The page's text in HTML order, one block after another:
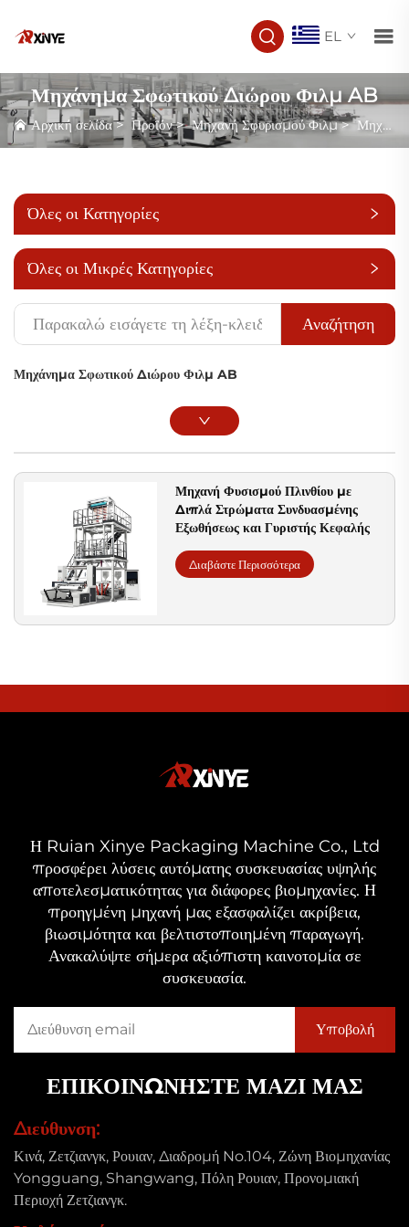
EL
Μηχάνημα Σφωτικού Διώρου Φιλμ AB
Αρχική σελίδα> Προϊόν>Μηχανή Σφυρισμού Φιλμ>Μηχάνημα Σφωτικού Διώρου Φιλμ AB
Όλες οι Κατηγορίες
Όλες οι Μικρές Κατηγορίες
Αναζήτηση
Μηχάνημα Σφωτικού Διώρου Φιλμ AB
Μηχανή Φυσισμού Πλινθίου με
Διπλά Στρώματα Συνδυασμένης
Εξωθήσεως και Γυριστής Κεφαλής
Διαβάστε Περισσότερα
Η Ruian Xinye Packaging Machine Co., Ltd
προσφέρει λύσεις αυτόματης συσκευασίας υψηλής
αποτελεσματικότητας για διάφορες βιομηχανίες. Η
προηγμένη μηχανή μας εξασφαλίζει ακρίβεια,
βιωσιμότητα και βελτιστοποιημένη παραγωγή.
Ανακαλύψτε σήμερα αξιόπιστη καινοτομία σε
συσκευασία.
ΕΠΙΚΟΙΝΩΝΗΣΤΕ ΜΑΖΙ ΜΑΣ
Διεύθυνση:
Κινά, Ζετζιανγκ, Ρουιαν, Διαδρομή No.104, Ζώνη Βιομηχανίας
Yongguang, Shangwang, Πόλη Ρουιαν, Προνομιακή
Περιοχή Ζετζιανγκ.